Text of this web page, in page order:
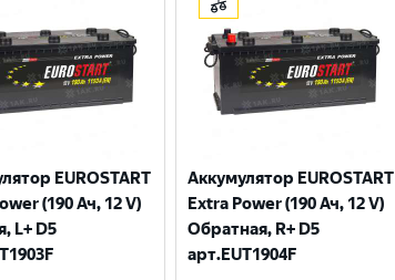
EUROSTART
(190 Ач, 12 V)
L+ D5
Аккумулятор EUROSTART
Extra Power (190 Ач, 12 V)
Обратная, R+ D5
арт.EUT1904F
Выберите ваш город
Гатчина
Москва
Смоленск